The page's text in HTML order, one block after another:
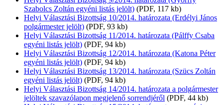
Szabolcs Zoltán egyéni listás jelölt) (PDF, 117 kb)
Helyi Választási Bizottság 10/2014. határozata (Erdélyi János
polgármester jelölt) (PDF, 93 kb)
Helyi Választási Bizottság 11/2014. határozata (Pálffy Csaba
egyéni listás jelölt) (PDF, 94 kb)
Helyi Választási Bizottság 12/2014. határozata (Katona Péter
egyéni listás jelölt) (PDF, 94 kb)
Helyi Választási Bizottság 13/2014. határozata (Szücs Zoltán
egyéni listás jelölt) (PDF, 94 kb)
Helyi Választási Bizottság 14/2014. határozata a polgármester
jelöltek szavazólapon megjelenő sorrendjéről (PDF, 44 kb)